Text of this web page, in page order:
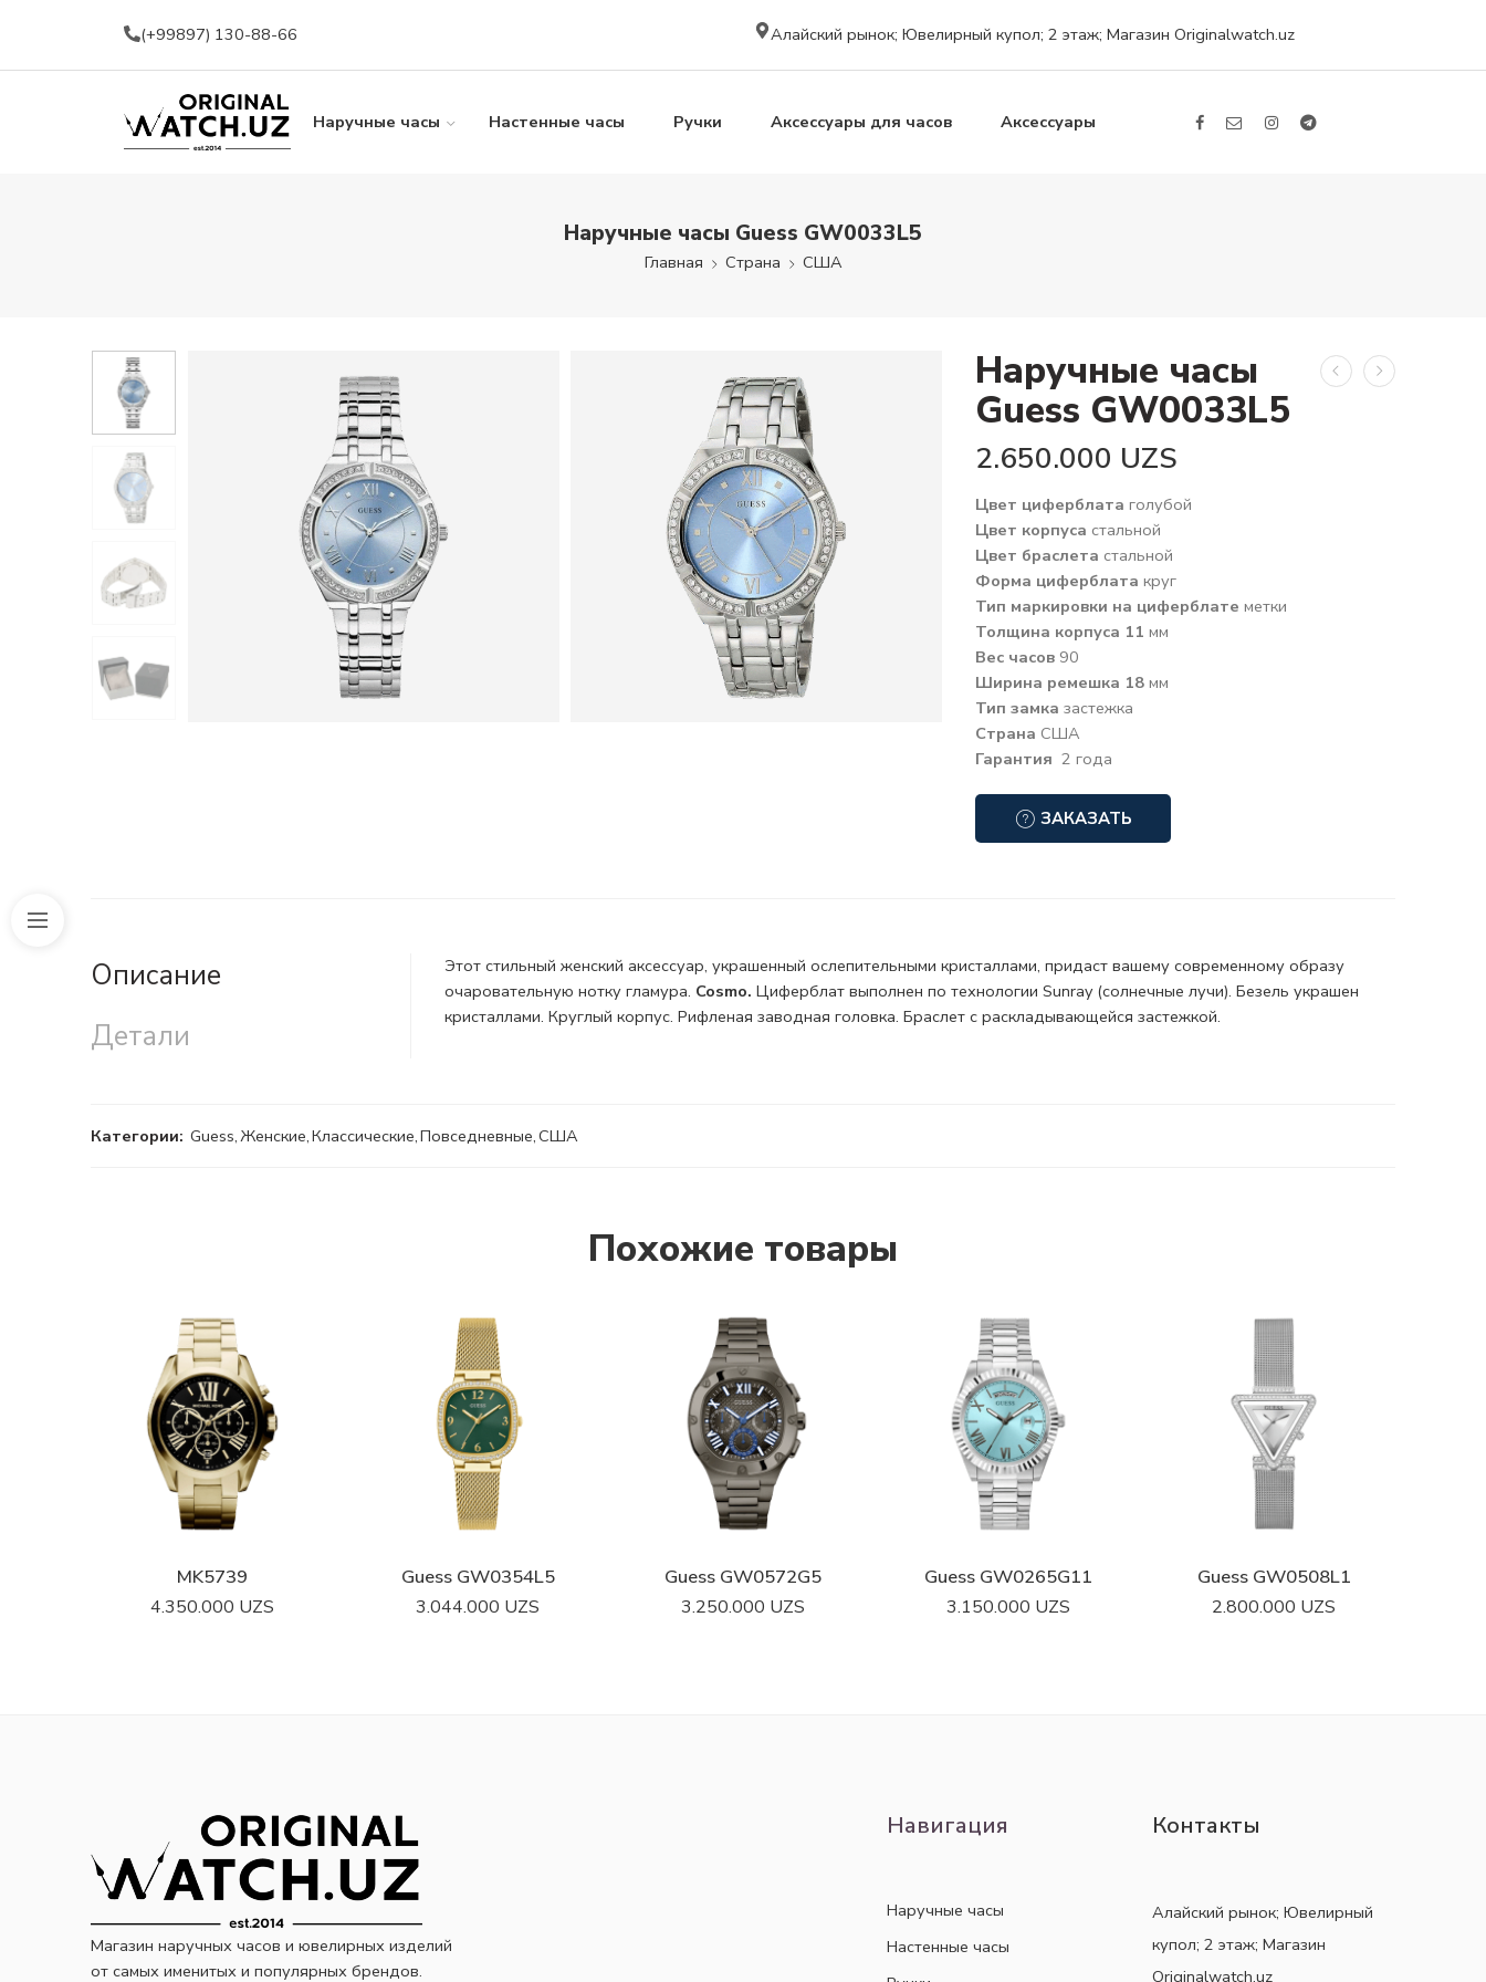
(+99897) 130-88-66 Алайский рынок; Ювелирный купол; 2 этаж; Магазин Originalwatch.uz
Наручные часы Настенные часы Ручки Аксессуары для часов Аксессуары
Наручные часы Guess GW0033L5
Главная Страна США
Наручные часы
Guess GW0033L5
2.650.000 UZS
Цвет циферблата голубой
Цвет корпуса стальной
Цвет браслета стальной
Форма циферблата круг
Тип маркировки на циферблате метки
Толщина корпуса 11 мм
Вес часов 90
Ширина ремешка 18 мм
Тип замка застежка
Страна США
Гарантия 2 года
ЗАКАЗАТЬ
Описание
Детали
Этот стильный женский аксессуар, украшенный ослепительными кристаллами, придаст вашему современному образу
очаровательную нотку гламура. Cosmo. Циферблат выполнен по технологии Sunray (солнечные лучи). Безель украшен
кристаллами. Круглый корпус. Рифленая заводная головка. Браслет с раскладывающейся застежкой.
Категории: Guess,Женские,Классические,Повседневные,США
Похожие товары
MK5739
4.350.000 UZS
Guess GW0354L5
3.044.000 UZS
Guess GW0572G5
3.250.000 UZS
Guess GW0265G11
3.150.000 UZS
Guess GW0508L1
2.800.000 UZS
Магазин наручных часов и ювелирных изделий
от самых именитых и популярных брендов.
Навигация
Наручные часы
Настенные часы
Контакты
Алайский рынок; Ювелирный
купол; 2 этаж; Магазин
Originalwatch.uz